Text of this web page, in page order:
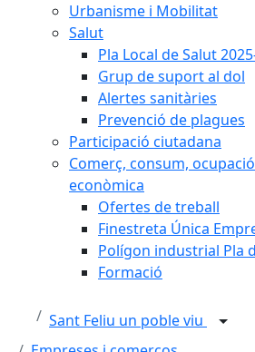
Urbanisme i Mobilitat
Salut
Pla Local de Salut
Grup de suport al dol
Alertes sanitàries
Prevenció de plagues
Participació ciutadana
Comerç, consum,
econòmica
Ofertes de treball
Finestreta Única
Polígon industrial Pla
Formació
Sant Feliu un poble viu